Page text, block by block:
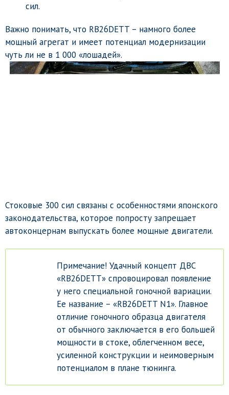
сил.
Важно понимать, что RB26DETT – намного более
мощный агрегат и имеет потенциал модернизации
чуть ли не в 1 000 «лошадей».
Стоковые 300 сил связаны с особенностями японского
законодательства, которое попросту запрещает
автоконцернам выпускать более мощные двигатели.
Примечание! Удачный концепт ДВС
«RB26DETT» спровоцировал появление
у него специальной гоночной вариации.
Ее название – «RB26DETT N1». Главное
отличие гоночного образца двигателя
от обычного заключается в его большей
мощности в стоке, облегченном весе,
усиленной конструкции и неимоверным
потенциалом в плане тюнинга.